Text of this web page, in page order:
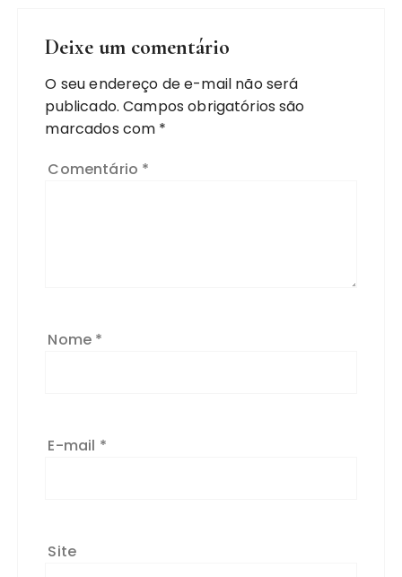
Deixe um comentário
O seu endereço de e-mail não será
publicado. Campos obrigatórios são
marcados com *
Comentário *
Nome *
E-mail *
Site